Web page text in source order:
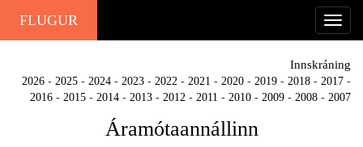
FLUGUR
Innskráning
2026 - 2025 - 2024 - 2023 - 2022 - 2021 - 2020 - 2019 - 2018 - 2017 -
2016 - 2015 - 2014 - 2013 - 2012 - 2011 - 2010 - 2009 - 2008 - 2007
Áramótaannállinn